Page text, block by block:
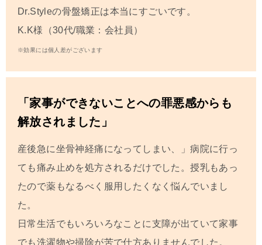
Dr.Styleの骨盤矯正は本当にすごいです。
K.K様（30代/職業：会社員）
※効果には個人差がございます
「家事ができないことへの罪悪感からも
解放されました」
産後急に坐骨神経痛になってしまい、」病院に行っ
ても痛み止めを処方されるだけでした。授乳もあっ
たので薬もなるべく服用したくなく悩んでいまし
た。
日常生活でもいろいろなことに支障が出ていて家事
でも洗濯物や掃除が苦で仕方ありませんでした。